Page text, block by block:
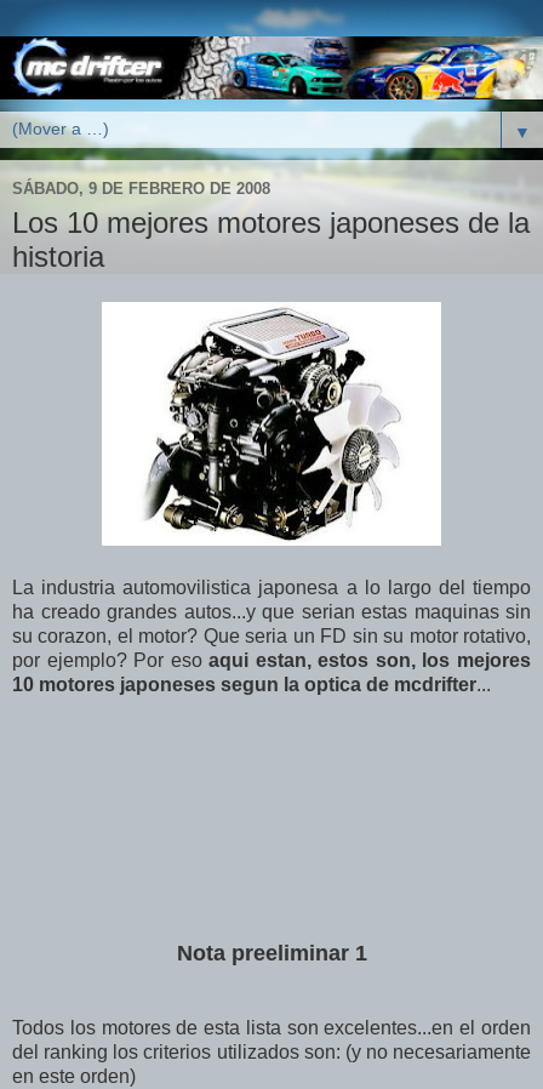
▼
SÁBADO, 9 DE FEBRERO DE 2008
Los 10 mejores motores japoneses de la
historia
La industria automovilistica japonesa a lo largo del tiempo
ha creado grandes autos...y que serian estas maquinas sin
su corazon, el motor? Que seria un FD sin su motor rotativo,
por ejemplo? Por esoaqui estan, estos son, los mejores
10 motores japoneses segun la optica de mcdrifter...
Nota preeliminar 1
Todos los motores de esta lista son excelentes...en el orden
del ranking los criterios utilizados son: (y no necesariamente
en este orden)